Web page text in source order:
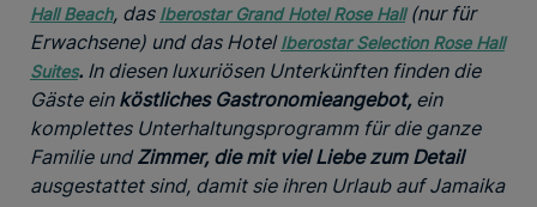
Hall Beach, das Iberostar Grand Hotel Rose Hall(nur für
Erwachsene) und das HotelIberostar Selection Rose Hall
Suites. In diesen luxuriösen Unterkünften finden die
Gäste ein köstliches Gastronomieangebot, ein
komplettes Unterhaltungsprogramm für die ganze
Familie undZimmer, die mit viel Liebe zum Detail
ausgestattet sind, damit sie ihren Urlaub auf Jamaika